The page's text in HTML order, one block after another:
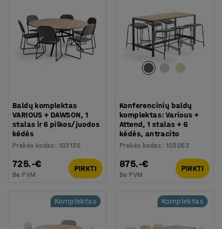
Baldų komplektas
VARIOUS + DAWSON, 1
stalas ir 6 pilkos/juodos
kėdės
Prekės kodas : 103135
725.-€
Be PVM
PIRKTI
Konferencinių baldų
komplektas: Various +
Attend, 1 stalas + 6
kėdės, antracito
Prekės kodas : 103053
875.-€
Be PVM
PIRKTI
Komplektas Komplektas